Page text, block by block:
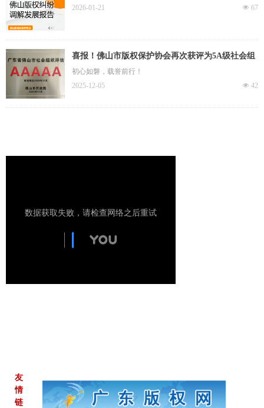
友
情
链
넶 67
2026-01-21
喜报！佛山市版权保护协会再次获评为5A级社会组
织！
初心如磐，载誉前行！
넶 42
2025-12-05